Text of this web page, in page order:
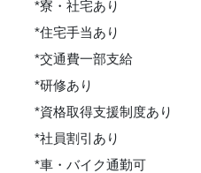
*寮・社宅あり
*住宅手当あり
*交通費一部支給
*研修あり
*資格取得支援制度あり
*社員割引あり
*車・バイク通勤可